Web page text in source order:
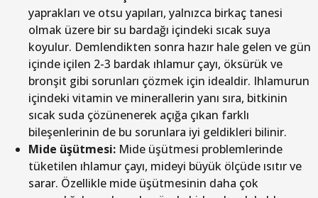
yaprakları ve otsu yapıları, yalnızca birkaç tanesi
olmak üzere bir su bardağı içindeki sıcak suya
koyulur. Demlendikten sonra hazır hale gelen ve gün
içinde içilen 2-3 bardak ıhlamur çayı, öksürük ve
bronşit gibi sorunları çözmek için idealdir. Ihlamurun
içindeki vitamin ve minerallerin yanı sıra, bitkinin
sıcak suda çözünenerek açığa çıkan farklı
bileşenlerinin de bu sorunlara iyi geldikleri bilinir.
Mide üşütmesi: Mide üşütmesi problemlerinde
tüketilen ıhlamur çayı, mideyi büyük ölçüde ısıtır ve
sarar. Özellikle mide üşütmesinin daha çok